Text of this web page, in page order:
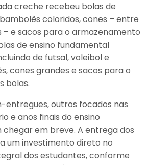
creche recebeu bolas de
coloridos, cones – entre
– e sacos para o armazenamento
de ensino fundamental
de futsal, voleibol e
cones grandes e sacos para o
bolas.
entregues, outros focados nas
e anos finais do ensino
em breve. A entrega dos
um investimento direto no
dos estudantes, conforme